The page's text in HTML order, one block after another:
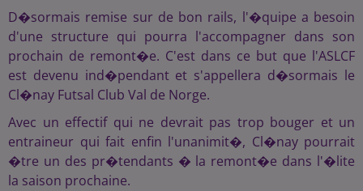
D�sormais remise sur de bon rails, l'�quipe a besoin
d'une structure qui pourra l'accompagner dans son
prochain de remont�e. C'est dans ce but que l'ASLCF
est devenu ind�pendant et s'appellera d�sormais le
Cl�nay Futsal Club Val de Norge.
Avec un effectif qui ne devrait pas trop bouger et un
entraineur qui fait enfin l'unanimit�, Cl�nay pourrait
�tre un des pr�tendants � la remont�e dans l'�lite
la saison prochaine.